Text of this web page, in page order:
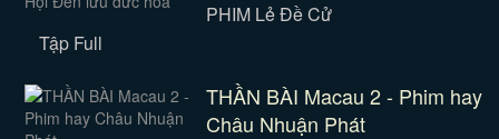
PHIM Lẻ Đề Cử
Tập Full
THẦN BÀI Macau 2 - Phim hay
Châu Nhuận Phát